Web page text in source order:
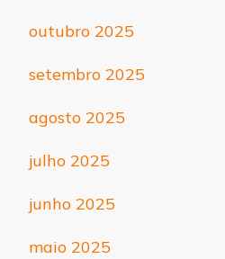
outubro 2025
setembro 2025
agosto 2025
julho 2025
junho 2025
maio 2025